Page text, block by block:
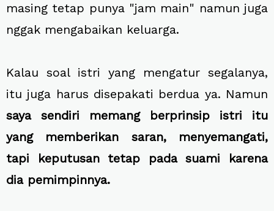
masing tetap punya "jam main" namun juga
nggak mengabaikan keluarga.
Kalau soal istri yang mengatur segalanya,
itu juga harus disepakati berdua ya. Namun
saya sendiri memang berprinsip istri itu
yang memberikan saran, menyemangati,
tapi keputusan tetap pada suami karena
dia pemimpinnya.